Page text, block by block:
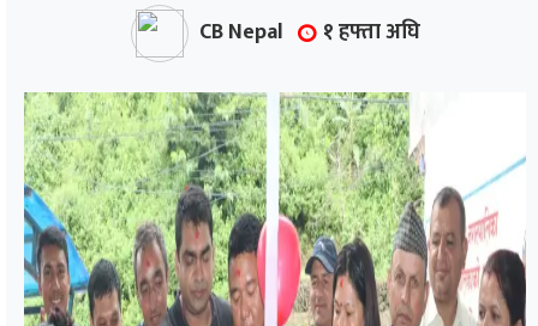
CB Nepal १ हफ्ता अघि